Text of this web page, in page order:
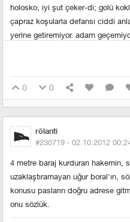
holosko, iyi şut çeker-di; golü
çapraz koşularla defansı ciddi
yerine getiremiyor. adam
yaratmıştı, zira pancu oyun
oyunculardan bekleyemeyiz diye
ilk kez izledim, şahsen beni çok
ama bu çocukta farklı bir şey var.
emin. olacak bence.
uğur boral
0 0
rölanti
#230719 · 02.10.2012
4 metre baraj kurduran hakemin,
uzaklaştıramayan uğur boral'ın,
konusu pasların doğru adrese
onu sözlük.